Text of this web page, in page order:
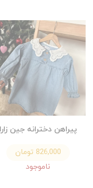
پيراهن دخترانه جين زارا
826,000 تومان
ناموجود